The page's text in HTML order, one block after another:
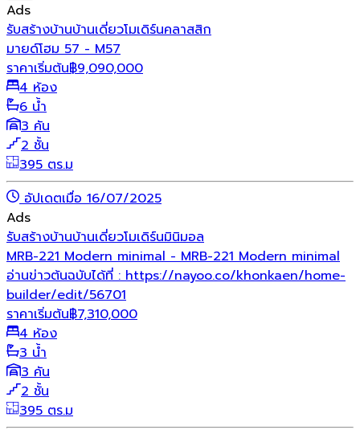
Ads
รับสร้างบ้านบ้านเดี่ยวโมเดิร์นคลาสสิก
มายด์โฮม 57 - M57
ราคาเริ่มต้น฿9,090,000
4 ห้อง
6 น้ำ
3 คัน
2 ชั้น
395 ตร.ม
อัปเดตเมื่อ 16/07/2025
Ads
รับสร้างบ้านบ้านเดี่ยวโมเดิร์นมินิมอล
MRB-221 Modern minimal - MRB-221 Modern minimal
อ่านข่าวต้นฉบับได้ที่ : https://nayoo.co/khonkaen/home-
builder/edit/56701
ราคาเริ่มต้น฿7,310,000
4 ห้อง
3 น้ำ
3 คัน
2 ชั้น
395 ตร.ม